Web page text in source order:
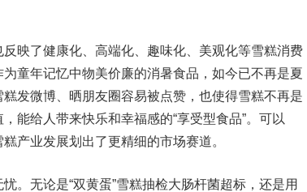
了健康化、高端化、趣味化、美观化等雪糕消费
童年记忆中物美价廉的消暑食品，如今已不再是夏
发微博、晒朋友圈容易被点赞，也使得雪糕不再是
能给人带来快乐和幸福感的“享受型食品”。可以
产业发展划出了更精细的市场赛道。
无论是“双黄蛋”雪糕抽检大肠杆菌超标，还是用